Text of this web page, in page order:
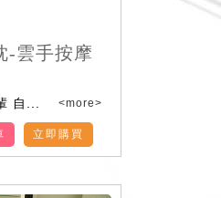
-雲手按摩
自... <more>
立即購買